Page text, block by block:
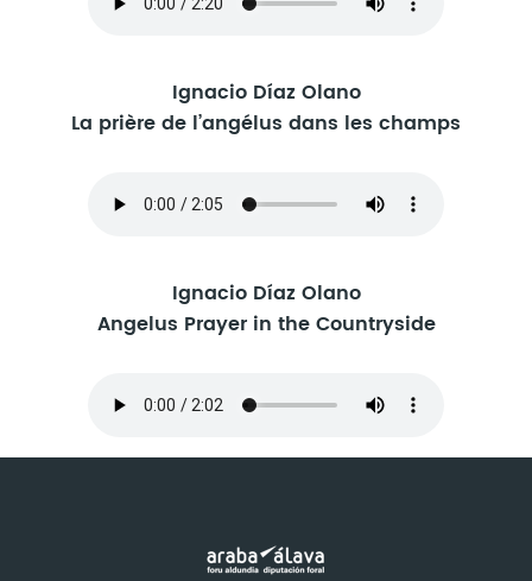
Ignacio Díaz Olano
La prière de l’angélus dans les champs
Ignacio Díaz Olano
Angelus Prayer in the Countryside